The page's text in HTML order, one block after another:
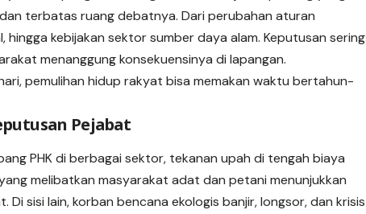
terbatas ruang debatnya. Dari perubahan aturan
kebijakan sektor sumber daya alam. Keputusan sering
menanggung konsekuensinya di lapangan.
pemulihan hidup rakyat bisa memakan waktu bertahun-
Pejabat
PHK di berbagai sektor, tekanan upah di tengah biaya
melibatkan masyarakat adat dan petani menunjukkan
sisi lain, korban bencana ekologis banjir, longsor, dan krisis